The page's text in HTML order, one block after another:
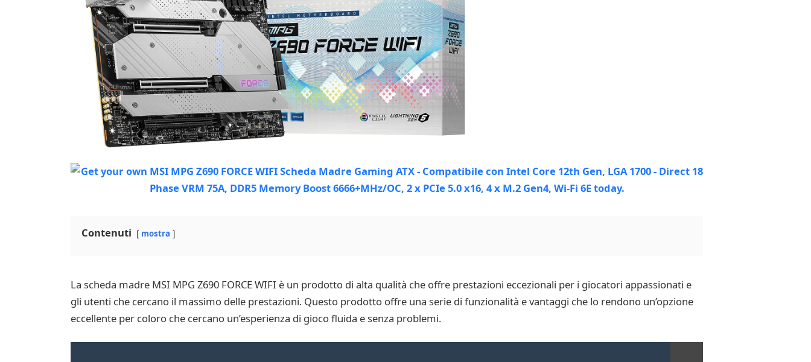
Contenuti mostra
La scheda madre MSI MPG Z690 FORCE WIFI è un prodotto di alta qualità che offre prestazioni eccezionali per i giocatori appassionati e
gli utenti che cercano il massimo delle prestazioni. Questo prodotto offre una serie di funzionalità e vantaggi che lo rendono un’opzione
eccellente per coloro che cercano un’esperienza di gioco fluida e senza problemi.